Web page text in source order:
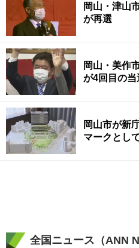
岡山・津山
が再選
岡山・美作
が4回目の
岡山市が新
マークとし
全国ニュース（ANN